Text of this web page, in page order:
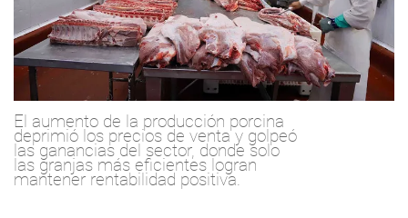
El aumento de la producción porcina
deprimió los precios de venta y golpeó
las ganancias del sector, donde solo
las granjas más eficientes logran
mantener rentabilidad positiva.